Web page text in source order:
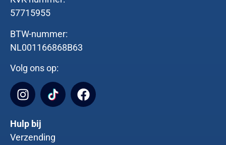
57715955
BTW-nummer:
NL001166868B63
Volg ons op:
Hulp bij
Verzending